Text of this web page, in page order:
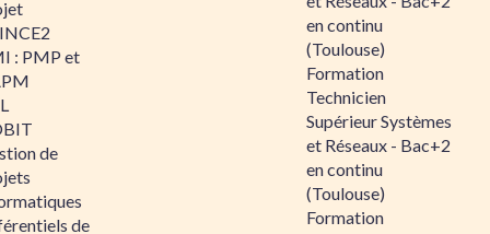
: PMP et
de
de
en continu
(Toulouse)
Formation
Technicien
Supérieur Systèmes
et Réseaux - Bac+2
en continu
(Toulouse)
Formation